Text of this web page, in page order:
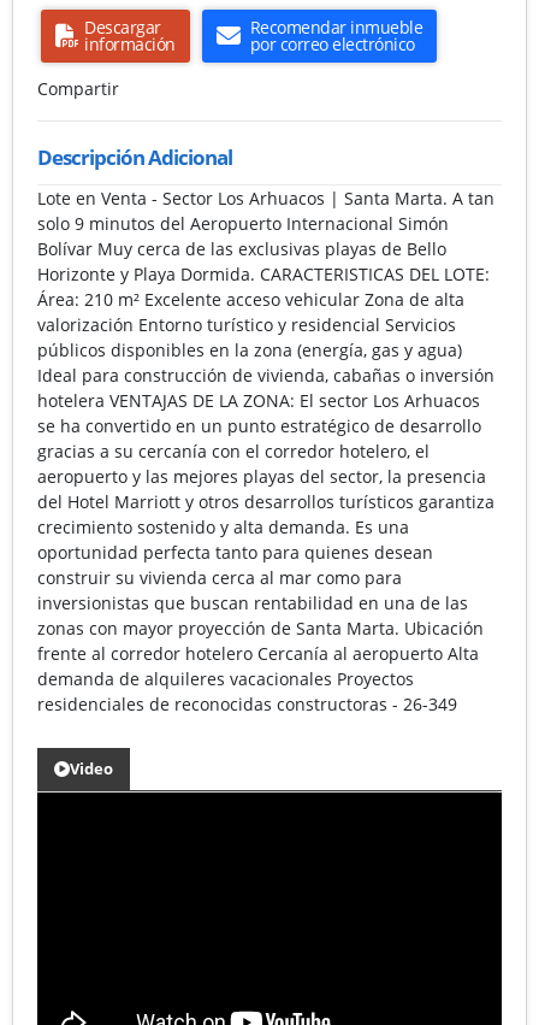
Descargar
información
Recomendar inmueble
por correo electrónico
Compartir
Descripción Adicional
Lote en Venta - Sector Los Arhuacos | Santa Marta. A tan
solo 9 minutos del Aeropuerto Internacional Simón
Bolívar Muy cerca de las exclusivas playas de Bello
Horizonte y Playa Dormida. CARACTERISTICAS DEL LOTE:
Área: 210 m² Excelente acceso vehicular Zona de alta
valorización Entorno turístico y residencial Servicios
públicos disponibles en la zona (energía, gas y agua)
Ideal para construcción de vivienda, cabañas o inversión
hotelera VENTAJAS DE LA ZONA: El sector Los Arhuacos
se ha convertido en un punto estratégico de desarrollo
gracias a su cercanía con el corredor hotelero, el
aeropuerto y las mejores playas del sector, la presencia
del Hotel Marriott y otros desarrollos turísticos garantiza
crecimiento sostenido y alta demanda. Es una
oportunidad perfecta tanto para quienes desean
construir su vivienda cerca al mar como para
inversionistas que buscan rentabilidad en una de las
zonas con mayor proyección de Santa Marta. Ubicación
frente al corredor hotelero Cercanía al aeropuerto Alta
demanda de alquileres vacacionales Proyectos
residenciales de reconocidas constructoras - 26-349
Video